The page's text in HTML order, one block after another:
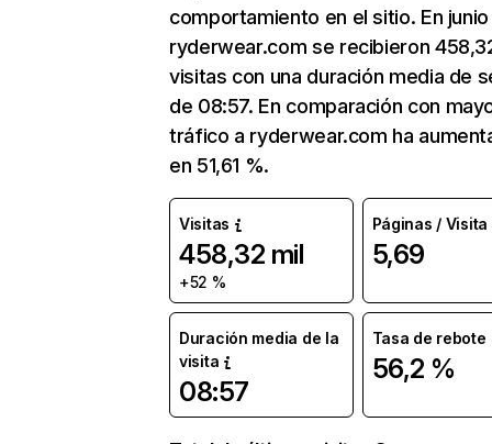
comportamiento en el sitio. En junio
ryderwear.com se recibieron
visitas con una duración media de
de 08:57. En comparación con
tráfico a ryderwear.com ha
en 51,61 %.
Visitas
458,32 mil
+52 %
Páginas / Visita
5,69
Duración media de la
visita
08:57
Tasa de rebote
56,2 %